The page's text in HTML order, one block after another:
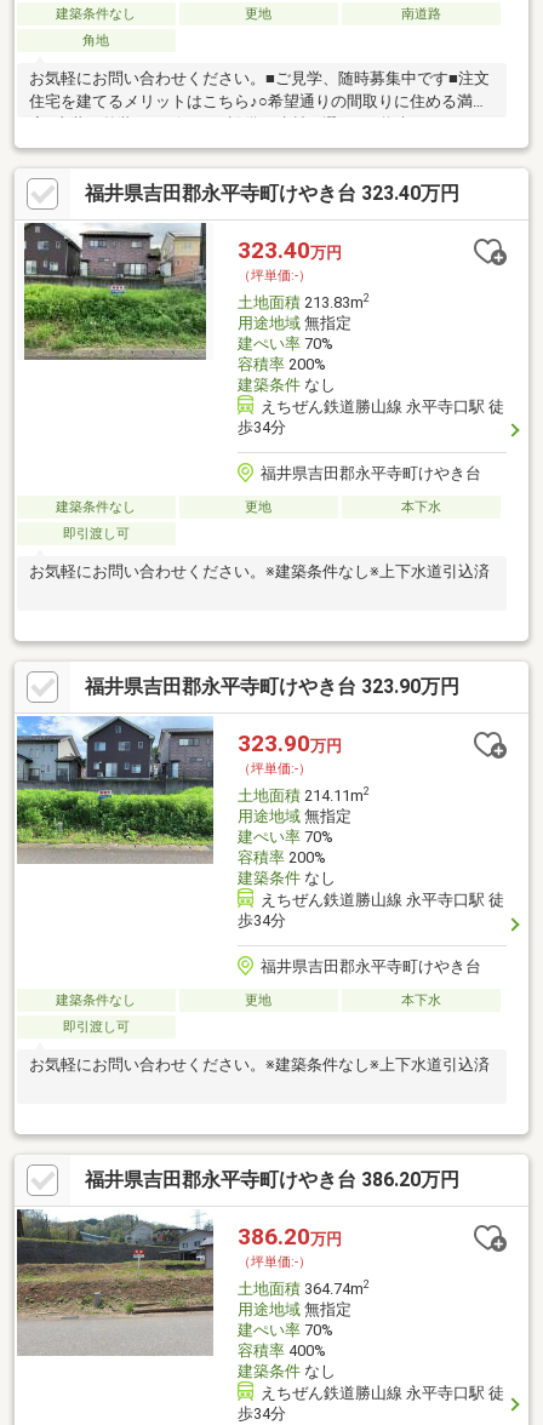
建築条件なし 更地
南道路
角地
お気軽にお問い合わせください。■ご見学、随時募集中です■注文
住宅を建てるメリットはこちら♪○希望通りの間取りに住める満足
ムに備えやすい○総予算を施工会社に前もって伝えておけば、調
節は可能〇上下水道引込み無し〇測量前の為、面積・価格の確定
は測量後となります
福井県吉田郡永平寺町けやき台 323.40万円
323.40万円
（坪単価:-）
土地面積213.83m2
用途地域無指定
建ぺい率70%
容積率200%
建築条件なし
えちぜん鉄道勝山線 永平寺口駅 徒
歩34分
福井県吉田郡永平寺町けやき台
建築条件なし 更地
本下水
即引渡し可
お気軽にお問い合わせください。※建築条件なし※上下水道引込済
福井県吉田郡永平寺町けやき台 323.90万円
323.90万円
（坪単価:-）
土地面積214.11m2
用途地域無指定
建ぺい率70%
容積率200%
建築条件なし
えちぜん鉄道勝山線 永平寺口駅 徒
歩34分
福井県吉田郡永平寺町けやき台
建築条件なし 更地
本下水
即引渡し可
お気軽にお問い合わせください。※建築条件なし※上下水道引込済
福井県吉田郡永平寺町けやき台 386.20万円
386.20万円
（坪単価:-）
土地面積364.74m2
用途地域無指定
建ぺい率70%
容積率400%
建築条件なし
えちぜん鉄道勝山線 永平寺口駅 徒
歩34分